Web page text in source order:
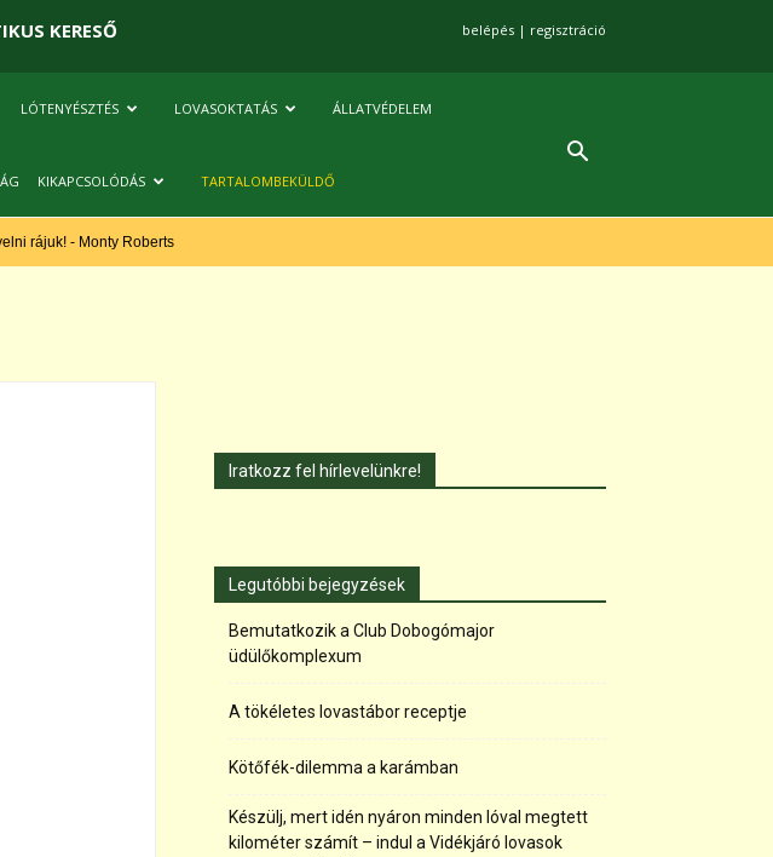
KERESŐ belépés | regisztráció
LÓTENYÉSZTÉS LOVASOKTATÁS ÁLLATVÉDELEM
KIKAPCSOLÓDÁS TARTALOMBEKÜLDŐ
rájuk! - Monty Roberts
Iratkozz fel hírlevelünkre!
Legutóbbi bejegyzések
Bemutatkozik a Club Dobogómajor
üdülőkomplexum
A tökéletes lovastábor receptje
Kötőfék-dilemma a karámban
Készülj, mert idén nyáron minden lóval megtett
kilométer számít – indul a Vidékjáró lovasok